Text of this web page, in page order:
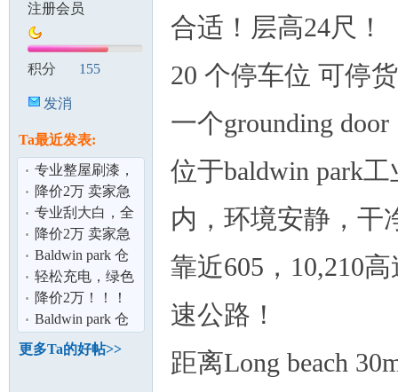
注册会员
积分 155
发消
Ta最近发表:
专业整屋刷漆，
为您打造完美家
居空间 ！
降价2万 卖家急
售2% 佣金！
专业刮大白，全
面呵护您的家居
环境！！
降价2万 卖家急
售2% 佣金！
Baldwin park 仓
库出租！
轻松充电，绿色
出行！
降价2万！！！
Chino Hills好景
豪宅仅售$132
Baldwin park 仓
库出租！
更多Ta的好帖>>
合适！层高24尺！
20 个停车位 可停
一个grounding door
位于baldwin park
内，环境安静，干
靠近605，10,210
速公路！
距离Long beach